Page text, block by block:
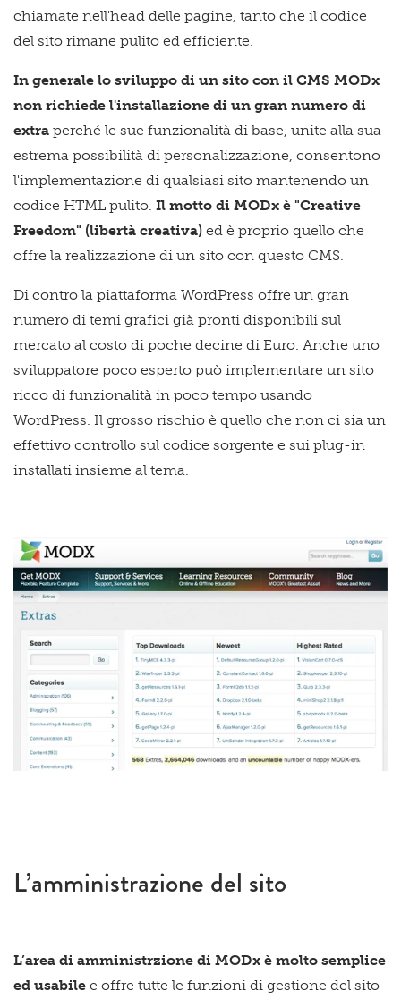
chiamate nell'head delle pagine, tanto che il codice
del sito rimane pulito ed efficiente.
In generale lo sviluppo di un sito con il CMS MODx
non richiede l'installazione di un gran numero di
extra perché le sue funzionalità di base, unite alla sua
estrema possibilità di personalizzazione, consentono
l'implementazione di qualsiasi sito mantenendo un
codice HTML pulito. Il motto di MODx è "Creative
Freedom" (libertà creativa) ed è proprio quello che
offre la realizzazione di un sito con questo CMS.
Di contro la piattaforma WordPress offre un gran
numero di temi grafici già pronti disponibili sul
mercato al costo di poche decine di Euro. Anche uno
sviluppatore poco esperto può implementare un sito
ricco di funzionalità in poco tempo usando
WordPress. Il grosso rischio è quello che non ci sia un
effettivo controllo sul codice sorgente e sui plug-in
installati insieme al tema.
L’amministrazione del sito
L’area di amministrzione di MODx è molto semplice
ed usabile e offre tutte le funzioni di gestione del sito